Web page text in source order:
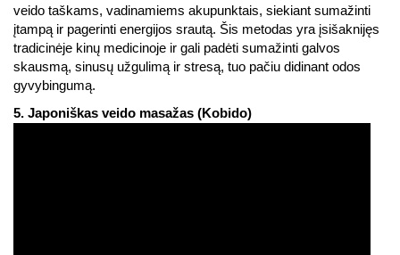
veido taškams, vadinamiems akupunktais, siekiant sumažinti
įtampą ir pagerinti energijos srautą. Šis metodas yra įsišaknijęs
tradicinėje kinų medicinoje ir gali padėti sumažinti galvos
skausmą, sinusų užgulimą ir stresą, tuo pačiu didinant odos
gyvybingumą.
5. Japoniškas veido masažas (Kobido)